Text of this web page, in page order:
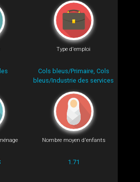
Type d'emploi
Cols bleus/Primaire, Cols
bleus/Industrie des services
Nombre moyen d'enfants
1.71